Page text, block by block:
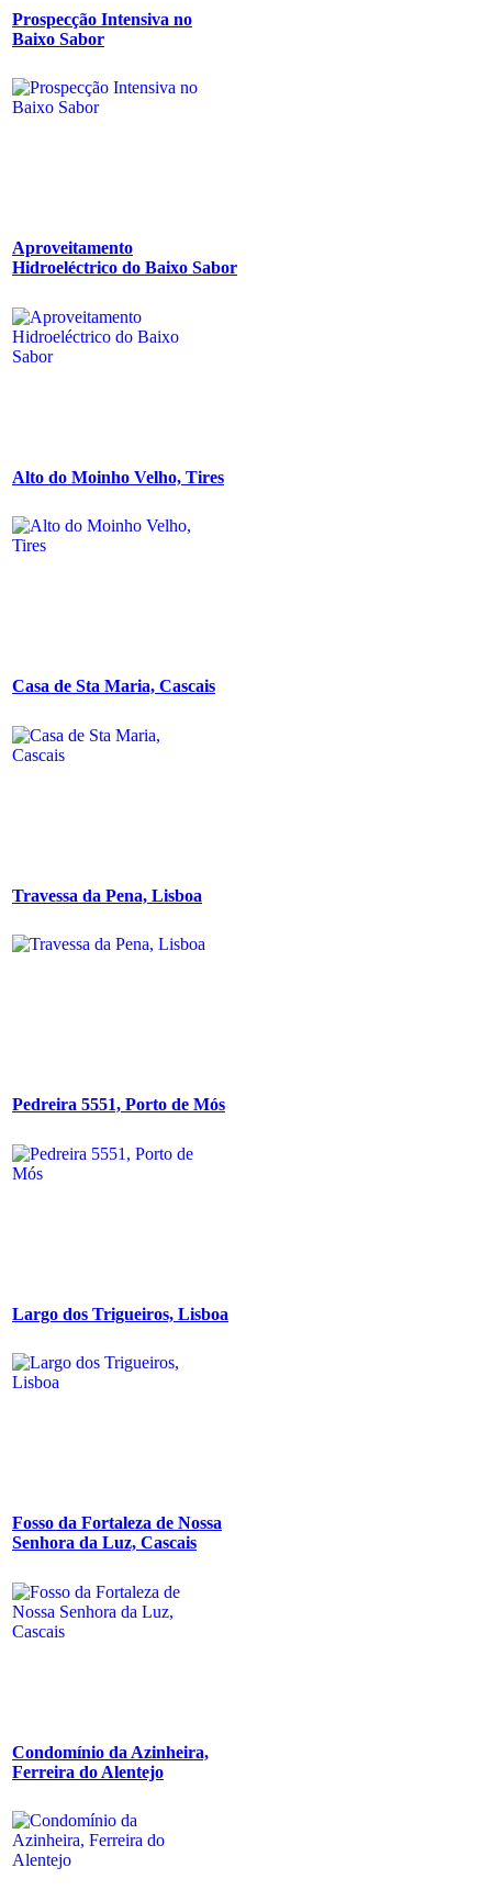
Prospecção Intensiva no
Baixo Sabor
Aproveitamento
Hidroeléctrico do Baixo Sabor
Alto do Moinho Velho, Tires
Casa de Sta Maria, Cascais
Travessa da Pena, Lisboa
Pedreira 5551, Porto de Mós
Largo dos Trigueiros, Lisboa
Fosso da Fortaleza de Nossa
Senhora da Luz, Cascais
Condomínio da Azinheira,
Ferreira do Alentejo